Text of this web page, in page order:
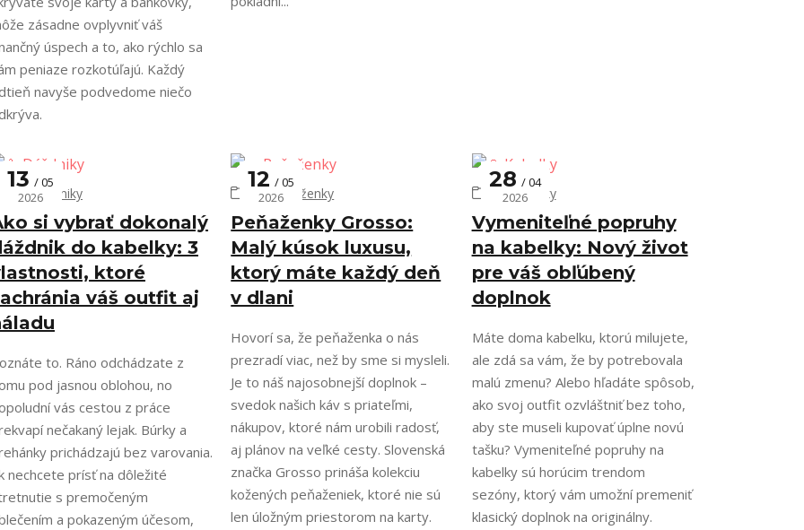
zásadne ovplyvniť váš
úspech a to, ako rýchlo sa
peniaze rozkotúľajú. Každý
navyše podvedome niečo
si vybrať dokonalý
do kabelky: 3
ktoré
váš outfit aj
13
05
2026
🌂 Dáždniky
to. Ráno odchádzate z
pod jasnou oblohou, no
vás cestou z práce
nečakaný lejak. Búrky a
prichádzajú bez varovania.
nechcete prísť na dôležité
s premočeným
a pokazeným účesom,
Peňaženky Grosso:
Malý kúsok luxusu,
ktorý máte každý deň
v dlani
12
05
2026
👛 Peňaženky
Hovorí sa, že peňaženka o nás
prezradí viac, než by sme si mysleli.
Je to náš najosobnejší doplnok –
svedok našich káv s priateľmi,
nákupov, ktoré nám urobili radosť,
aj plánov na veľké cesty. Slovenská
značka Grosso prináša kolekciu
kožených peňaženiek, ktoré nie sú
len úložným priestorom na karty.
Vymeniteľné popruhy
na kabelky: Nový život
pre váš obľúbený
doplnok
28
04
2026
👜 Kabelky
Máte doma kabelku, ktorú milujete,
ale zdá sa vám, že by potrebovala
malú zmenu? Alebo hľadáte spôsob,
ako svoj outfit ozvláštniť bez toho,
aby ste museli kupovať úplne novú
tašku? Vymeniteľné popruhy na
kabelky sú horúcim trendom
sezóny, ktorý vám umožní premeniť
klasický doplnok na originálny.